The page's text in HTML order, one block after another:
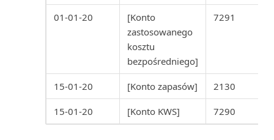
Używanie VAT niepodlegającego
Waluty w Business Central
Wbudowane raporty finansowe
w Business Central
Projekty wg nabywców (raport)
Przedmiot serwisu: Zużycie
Przedmioty serwisu (raport)
Przedmioty serwisu bez
01-01-20
[Konto
zastosowanego
kosztu
bezpośredniego]
7291
15-01-20 [Konto zapasów] 2130
15-01-20 [Konto KWS] 7290